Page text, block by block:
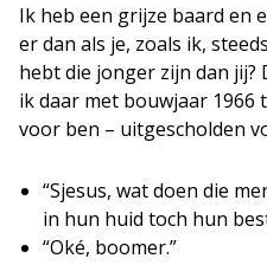
Ik heb een grijze baard en
er dan als je, zoals ik,
hebt die jonger zijn dan jij?
ik daar met bouwjaar 1966
voor ben – uitgescholden
“Sjesus, wat doen die
in hun huid toch hun
“Oké, boomer.”